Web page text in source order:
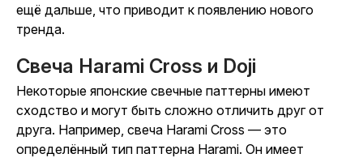
ещё дальше, что приводит к появлению нового
тренда.
Свеча Harami Cross и Doji
Некоторые японские свечные паттерны имеют
сходство и могут быть сложно отличить друг от
друга. Например, свеча Harami Cross — это
определённый тип паттерна Harami. Он имеет